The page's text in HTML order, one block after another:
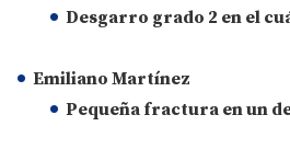
Desgarro grado 2 en el
Emiliano Martínez
Pequeña fractura en un